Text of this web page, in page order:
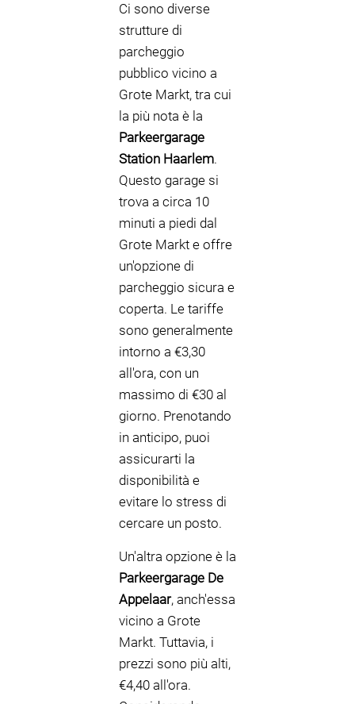
Ci sono diverse
strutture di
parcheggio
pubblico vicino a
Grote Markt, tra cui
la più nota è la
Parkeergarage
Station Haarlem.
Questo garage si
trova a circa 10
minuti a piedi dal
Grote Markt e offre
un'opzione di
parcheggio sicura e
coperta. Le tariffe
sono generalmente
intorno a €3,30
all'ora, con un
massimo di €30 al
giorno. Prenotando
in anticipo, puoi
assicurarti la
disponibilità e
evitare lo stress di
cercare un posto.
Un'altra opzione è la
Parkeergarage De
Appelaar, anch'essa
vicino a Grote
Markt. Tuttavia, i
prezzi sono più alti,
€4,40 all'ora.